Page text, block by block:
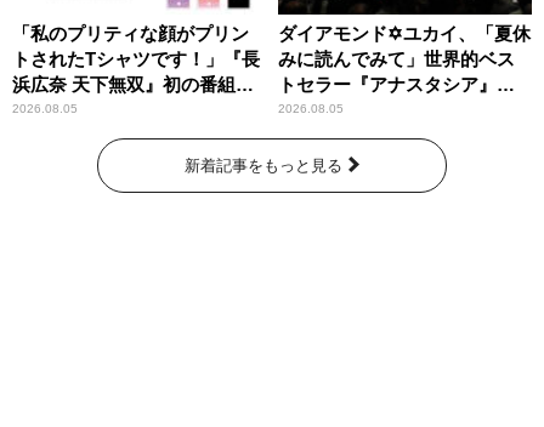
「私のプリティな顔がプリン
トされたTシャツです！」『長
浜広奈 天下無双』初の番組グ
ッズ発売
2026.08.05
ダイアモンド✡ユカイ、「夏休
みに読んでみて」世界的ベス
トセラー『アナスタシア』を
紹介
2026.08.05
新着記事をもっと見る